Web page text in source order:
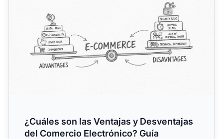
¿Cuáles son las Ventajas y Desventajas
del Comercio Electrónico? Guía